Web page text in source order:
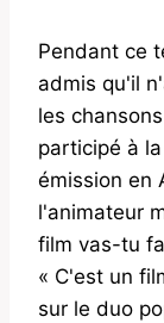
Pendant ce
admis qu'il
les
participé à
émission en
l'animateur
film vas-tu
« C'est un
sur le duo